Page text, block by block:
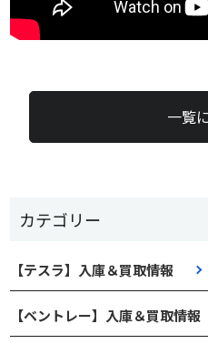
カテゴリー
【テスラ】入庫＆買取情報
【ベントレー】入庫＆買取情報
一覧